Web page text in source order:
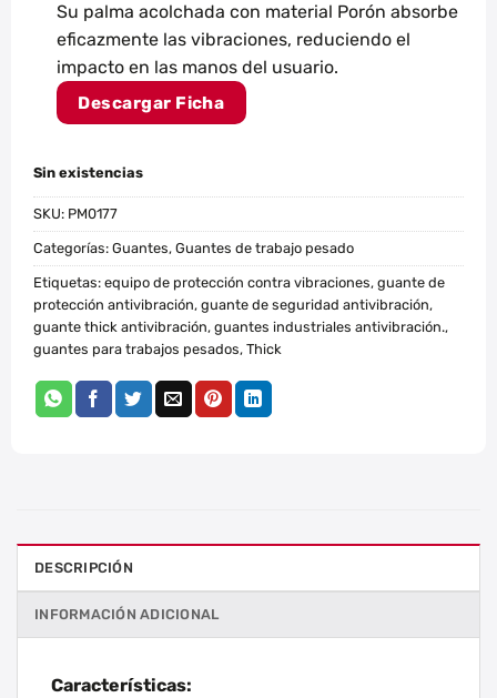
Su palma acolchada con material Porón absorbe
eficazmente las vibraciones, reduciendo el
impacto en las manos del usuario.
Descargar Ficha
Sin existencias
SKU: PM0177
Categorías: Guantes, Guantes de trabajo pesado
Etiquetas: equipo de protección contra vibraciones, guante de
protección antivibración, guante de seguridad antivibración,
guante thick antivibración, guantes industriales antivibración.,
guantes para trabajos pesados, Thick
DESCRIPCIÓN
INFORMACIÓN ADICIONAL
Características: